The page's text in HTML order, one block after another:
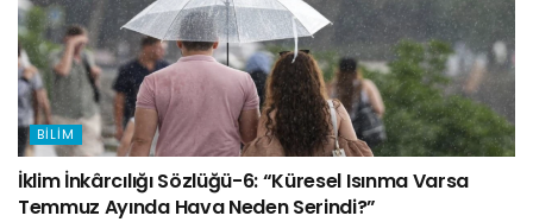
BILIM
İklim İnkârcılığı Sözlüğü-6: “Küresel Isınma Varsa
Temmuz Ayında Hava Neden Serindi?”